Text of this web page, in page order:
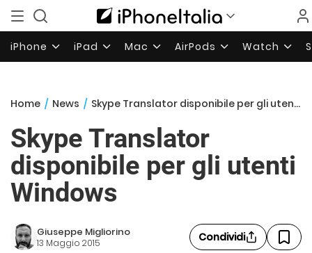
iPhone iPad Mac AirPods Watch
Home / News / Skype Translator disponibile per gli utenti Windows
Skype Translator
disponibile per gli utenti
Windows
Giuseppe Migliorino
13 Maggio 2015 Condividi